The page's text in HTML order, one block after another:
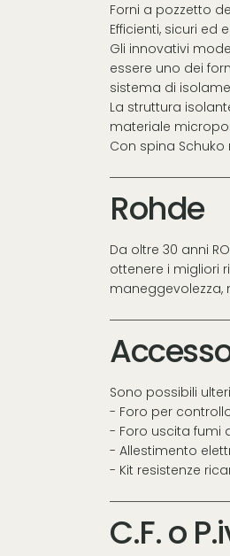
Forni a pozzetto
Efficienti, sicuri ed
Gli innovativi
essere uno dei
sistema di
La struttura
materiale
Con spina Schuko
Rohde
Da oltre 30 anni
ottenere i migliori
maneggevolezza,
Sono possibili
- Foro per
- Foro uscita fumi
- Allestimento
- Kit resistenze
C.F. o